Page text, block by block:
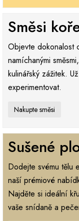
Směsi
Objevte dokonalost
namíchanými
kulinářský zážitek.
experimentovat.
Nakupte směsi
Sušené
Dodejte svému tělu
naší prémiové
Najděte si ideální
vaše snídaně a